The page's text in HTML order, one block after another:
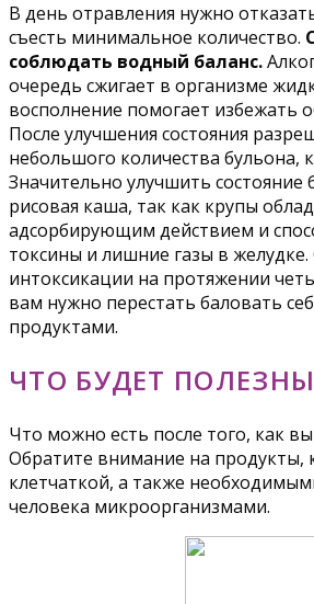
В день отравления нужно
съесть минимальное количество.
соблюдать водный баланс.
очередь сжигает в организме
восполнение помогает избежать
После улучшения состояния
небольшого количества бульона,
Значительно улучшить
рисовая каша, так как крупы
адсорбирующим действием и
токсины и лишние газы в
интоксикации на протяжении
вам нужно перестать баловать
продуктами.
ЧТО БУДЕТ
Что можно есть после того, как
Обратите внимание на продукты,
клетчаткой, а также
человека микроорганизмами.